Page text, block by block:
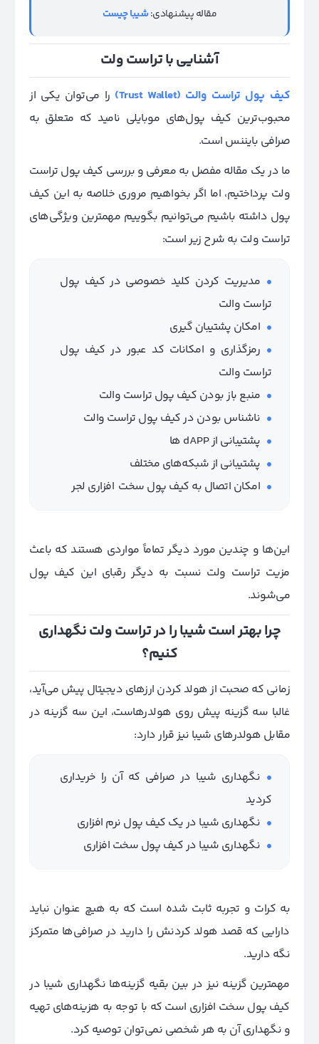
مقاله پیشنهادی:شیبا چیست
آشنایی با تراست ولت
کیف پول تراست والت (Trust Wallet)
را می‌توان یکی از
محبوب‌ترین کیف پول‌های موبایلی نامید که متعلق به
صرافی بایننس است.
ما در یک مقاله مفصل به معرفی و بررسی کیف پول تراست
ولت پرداختیم، اما اگر بخواهیم مروری خلاصه به این کیف
پول داشته باشیم می‌توانیم بگوییم مهمترین ویژگی‌های
تراست ولت به شرح زیر است:
مدیریت کردن کلید خصوصی در کیف پول
تراست والت
امکان پشتیبان گیری
رمزگذاری و امکانات کد عبور در کیف پول
تراست والت
منبع باز بودن کیف پول تراست والت
ناشناس بودن در کیف پول تراست والت
پشتیبانی از dAPP ها
پشتیبانی از شبکه‌های مختلف
امکان اتصال به کیف پول سخت افزاری لجر
این‌ها و چندین مورد دیگر تماماً مواردی هستند که باعث
مزیت تراست ولت نسبت به دیگر رقبای این کیف پول
می‌شوند.
چرا بهتر است شیبا را در تراست ولت نگهداری
کنیم؟
زمانی که صحبت از هولد کردن ارزهای دیجیتال پیش می‌آید،
غالبا سه گزینه پیش روی هولدرهاست، این سه گزینه در
مقابل هولدرهای شیبا نیز قرار دارد:
نگهداری شیبا در صرافی که آن را خریداری
کردید
نگهداری شیبا در یک کیف پول نرم افزاری
نگهداری شیبا در کیف پول سخت افزاری
به کرات و تجربه ثابت شده است که به هیچ عنوان نباید
دارایی که قصد هولد کردنش را دارید در صرافی‌ها متمرکز
نگه دارید.
مهمترین گزینه نیز در بین بقیه گزینه‌ها نگهداری شیبا در
کیف پول سخت افزاری است که با توجه به هزینه‌های تهیه
و نگهداری آن به هر شخصی نمی‌توان توصیه کرد.